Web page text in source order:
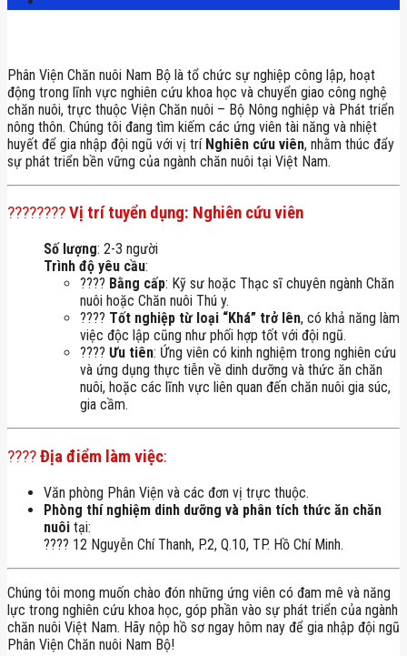
Phân Viện Chăn nuôi Nam Bộ là tổ chức sự nghiệp công lập, hoạt
động trong lĩnh vực nghiên cứu khoa học và chuyển giao công nghệ
chăn nuôi, trực thuộc Viện Chăn nuôi – Bộ Nông nghiệp và Phát triển
nông thôn. Chúng tôi đang tìm kiếm các ứng viên tài năng và nhiệt
huyết để gia nhập đội ngũ với vị trí Nghiên cứu viên, nhằm thúc đẩy
sự phát triển bền vững của ngành chăn nuôi tại Việt Nam.
????‍????Vị trí tuyển dụng: Nghiên cứu viên
Số lượng: 2-3 người
Trình độ yêu cầu:
???? Bằng cấp: Kỹ sư hoặc Thạc sĩ chuyên ngành Chăn
nuôi hoặc Chăn nuôi Thú y.
???? Tốt nghiệp từ loại “Khá” trở lên, có khả năng làm
việc độc lập cũng như phối hợp tốt với đội ngũ.
???? Ưu tiên: Ứng viên có kinh nghiệm trong nghiên cứu
và ứng dụng thực tiễn về dinh dưỡng và thức ăn chăn
nuôi, hoặc các lĩnh vực liên quan đến chăn nuôi gia súc,
gia cầm.
????Địa điểm làm việc:
Văn phòng Phân Viện và các đơn vị trực thuộc.
Phòng thí nghiệm dinh dưỡng và phân tích thức ăn chăn
nuôi tại:
???? 12 Nguyễn Chí Thanh, P.2, Q.10, TP. Hồ Chí Minh.
Chúng tôi mong muốn chào đón những ứng viên có đam mê và năng
lực trong nghiên cứu khoa học, góp phần vào sự phát triển của ngành
chăn nuôi Việt Nam. Hãy nộp hồ sơ ngay hôm nay để gia nhập đội ngũ
Phân Viện Chăn nuôi Nam Bộ!